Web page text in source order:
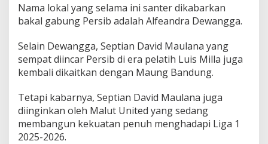
Nama lokal yang selama ini santer dikabarkan
bakal gabung Persib adalah Alfeandra Dewangga.
Selain Dewangga, Septian David Maulana yang
sempat diincar Persib di era pelatih Luis Milla juga
kembali dikaitkan dengan Maung Bandung.
Tetapi kabarnya, Septian David Maulana juga
diinginkan oleh Malut United yang sedang
membangun kekuatan penuh menghadapi Liga 1
2025-2026.